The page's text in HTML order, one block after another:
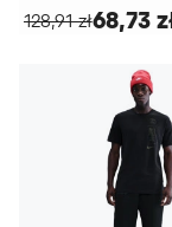
128,91 zł68,73